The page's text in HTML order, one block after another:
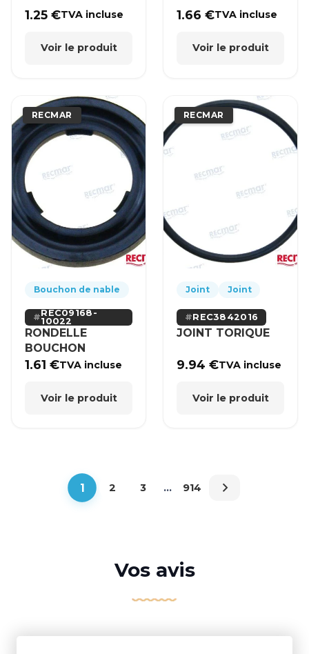
1.25€TVA incluse
Voir le produit
1.66€TVA incluse
Voir le produit
RECMAR
Bouchon de nable
REC09168-
10022
RONDELLE
BOUCHON
1.61€TVA incluse
Voir le produit
RECMAR
Joint Joint
REC3842016
JOINT TORIQUE
9.94€TVA incluse
Voir le produit
1 2 3 … 914
Vos avis